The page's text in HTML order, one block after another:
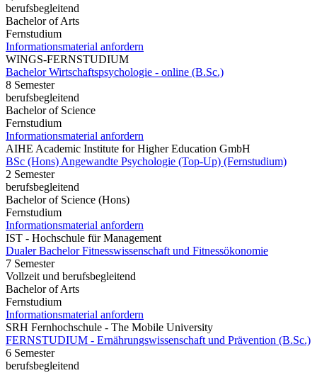
berufsbegleitend
Bachelor of Arts
Fernstudium
Informationsmaterial anfordern
WINGS-FERNSTUDIUM
Bachelor Wirtschaftspsychologie - online (B.Sc.)
8 Semester
berufsbegleitend
Bachelor of Science
Fernstudium
Informationsmaterial anfordern
AIHE Academic Institute for Higher Education GmbH
BSc (Hons) Angewandte Psychologie (Top-Up) (Fernstudium)
2 Semester
berufsbegleitend
Bachelor of Science (Hons)
Fernstudium
Informationsmaterial anfordern
IST - Hochschule für Management
Dualer Bachelor Fitnesswissenschaft und Fitnessökonomie
7 Semester
Vollzeit und berufsbegleitend
Bachelor of Arts
Fernstudium
Informationsmaterial anfordern
SRH Fernhochschule - The Mobile University
FERNSTUDIUM - Ernährungswissenschaft und Prävention (B.Sc.)
6 Semester
berufsbegleitend